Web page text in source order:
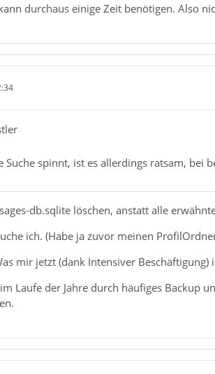
durchaus einige Zeit benötigen. Also
Suche spinnt, ist es allerdings ratsam, bei
db.sqlite löschen, anstatt alle
ich. (Habe ja zuvor meinen
mir jetzt (dank Intensiver
Laufe der Jahre durch häufiges Backup